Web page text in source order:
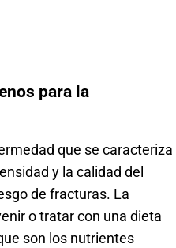
para la
que se caracteriza
y la calidad del
de fracturas. La
o tratar con una dieta
son los nutrientes